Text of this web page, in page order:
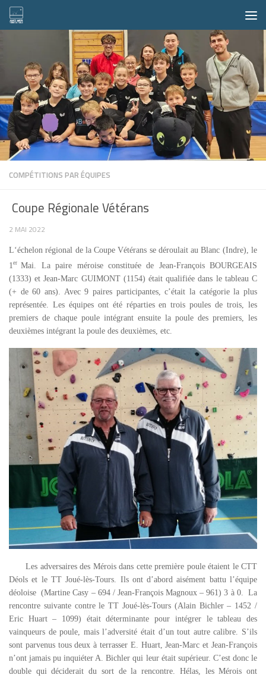
Skip to content
COMPÉTITIONS PAR ÉQUIPES
Coupe Régionale Vétérans
2 MAI 2022
L‘échelon régional de la Coupe Vétérans se déroulait au Blanc (Indre), le
1 erMai. Lapaire méroise constituée de Jean-François BOURGEAIS
(1333) et Jean-Marc GUIMONT (1154) était qualifiée dans le tableau C
(+ de 60 ans). Avec 9 paires participantes, c’était la catégorie la plus
représentée. Les équipes ont été réparties en trois poules de trois, les
premiers de chaque poule intégrant ensuite la poule des premiers, les
deuxièmes intégrant la poule des deuxièmes, etc.
Les adversaires des Mérois dans cette première poule étaient le CTT
Déols et le TT Joué-lès-Tours. Ils ont d’abord aisément battu l’équipe
déoloise (Martine Casy – 694 / Jean-François Magnoux – 961) 3 à 0. La
rencontre suivante contre le TT Joué-lès-Tours (Alain Bichler – 1452 /
Eric Huart – 1099) était déterminante pour intégrer le tableau des
vainqueurs de poule, mais l’adversité était d’un tout autre calibre. S’ils
sont parvenus tous deux à terrasser E. Huart, Jean-Marc et Jean-François
n’ont jamais pu inquiéter A. Bichler qui leur était supérieur. C’est donc le
double qui déciderait du sort de la rencontre. Hélas, les Mérois ont